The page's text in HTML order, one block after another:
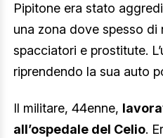
Pipitone era stato
una zona dove spesso
spacciatori e prostitute.
riprendendo la sua auto
Il militare, 44enne,
all’ospedale del Celio.